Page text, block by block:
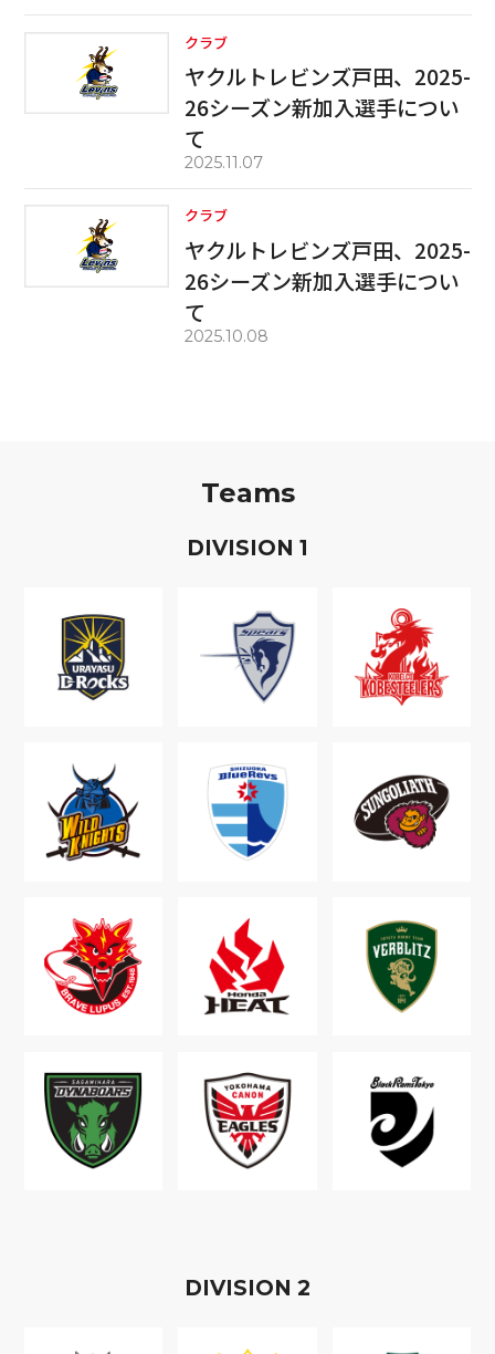
クラブ
ヤクルトレビンズ戸田、2025-
26シーズン新加入選手につい
て
2025.11.07
クラブ
ヤクルトレビンズ戸田、2025-
26シーズン新加入選手につい
て
2025.10.08
Teams
DIVISION 1
DIVISION 2